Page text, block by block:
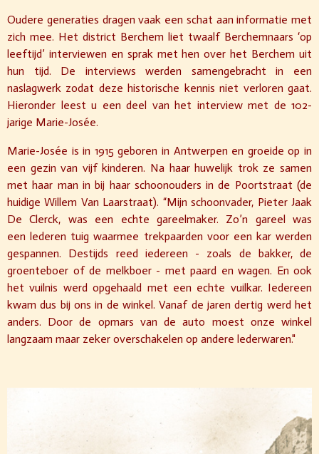
Oudere generaties dragen vaak een schat aan informatie met
zich mee. Het district Berchem liet twaalf Berchemnaars ‘op
leeftijd’ interviewen en sprak met hen over het Berchem uit
hun tijd. De interviews werden samengebracht in een
naslagwerk zodat deze historische kennis niet verloren gaat.
Hieronder leest u een deel van het interview met de 102-
jarige Marie-Josée.
Marie-Josée is in 1915 geboren in Antwerpen en groeide op in
een gezin van vijf kinderen. Na haar huwelijk trok ze samen
met haar man in bij haar schoonouders in de Poortstraat (de
huidige Willem Van Laarstraat). “Mijn schoonvader, Pieter Jaak
De Clerck, was een echte gareelmaker. Zo’n gareel was
een lederen tuig waarmee trekpaarden voor een kar werden
gespannen. Destijds reed iedereen - zoals de bakker, de
groenteboer of de melkboer - met paard en wagen. En ook
het vuilnis werd opgehaald met een echte vuilkar. Iedereen
kwam dus bij ons in de winkel. Vanaf de jaren dertig werd het
anders. Door de opmars van de auto moest onze winkel
langzaam maar zeker overschakelen op andere lederwaren."